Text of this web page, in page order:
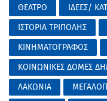
ΘΕΑΤΡΟ
ΙΔΕΕΣ/
ΙΣΤΟΡΙΑ ΤΡΙΠΟΛΗΣ
ΚΙΝΗΜΑΤΟΓΡΑΦΟΣ
ΚΟΙΝΩΝΙΚΕΣ ΔΟΜΕΣ
ΛΑΚΩΝΙΑ